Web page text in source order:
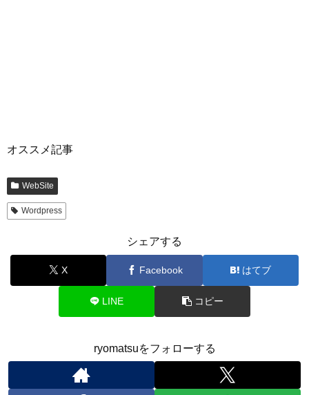
オススメ記事
WebSite
Wordpress
シェアする
X Facebook はてブ
LINE コピー
ryomatsuをフォローする